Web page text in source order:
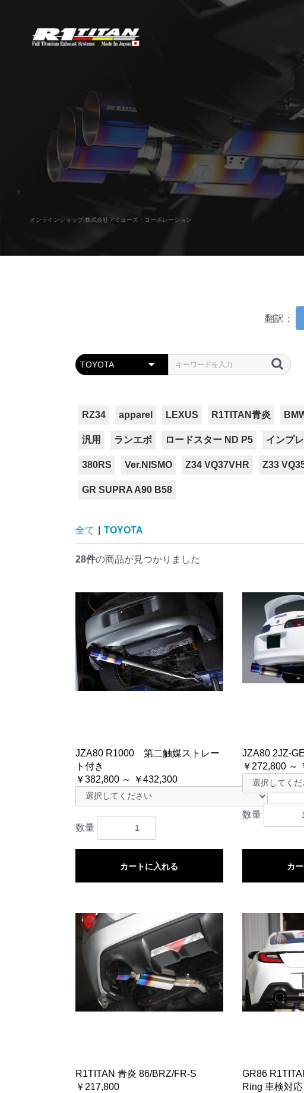
オンラインショップ|株式会社アミューズ・コーポレーション
翻訳：
RZ34 apparel LEXUS R1TITAN青炎
汎用 ランエボ ロードスター ND P5 インプ
380RS Ver.NISMO Z34 VQ37VHR Z33
GR SUPRA A90 B58
全て TOYOTA
28件の商品が見つかりました
JZA80 R1000 第二触媒ストレー
ト付き
￥382,800 ～ ￥432,300
数量
カートに入れる
JZA80 2JZ-
￥272,800 ～
数量
カ
R1TITAN 青炎 86/BRZ/FR-S
￥217,800
GR86
Ring 車検対応